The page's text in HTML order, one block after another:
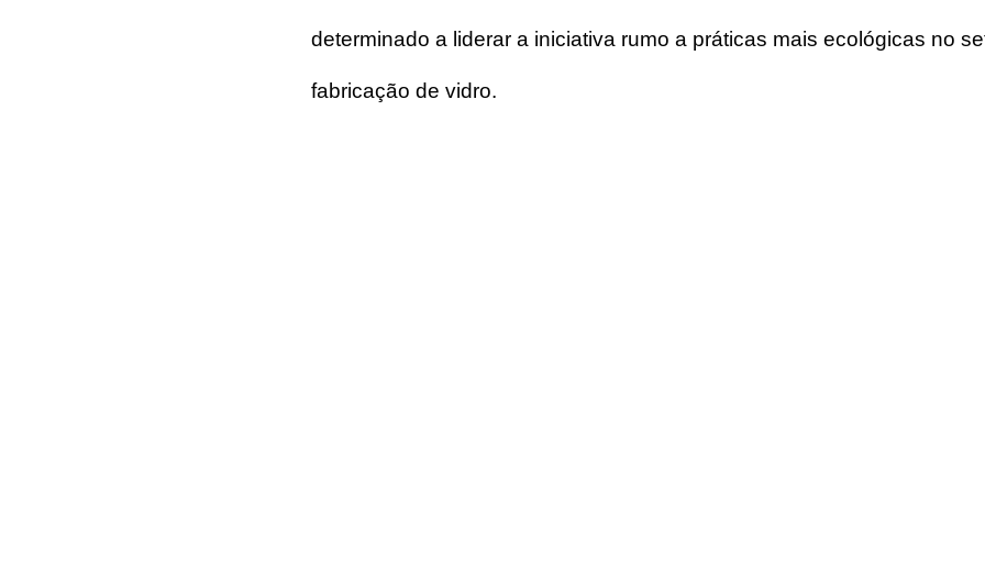
determinado a liderar a iniciativa rumo a práticas mais ecológicas no
fabricação de vidro.